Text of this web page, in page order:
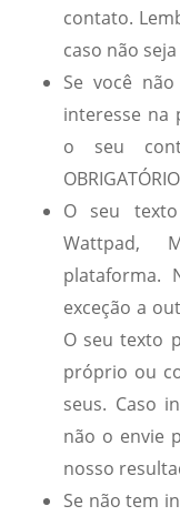
contato.
caso não
Se você
interesse na
o seu
O seu
Wattpad,
plataforma.
exceção a
O seu texto
próprio ou
seus. Caso
não o envie
nosso
Se não tem